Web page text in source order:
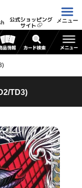
公式ショッピング
サイト
メニュー
TD3)